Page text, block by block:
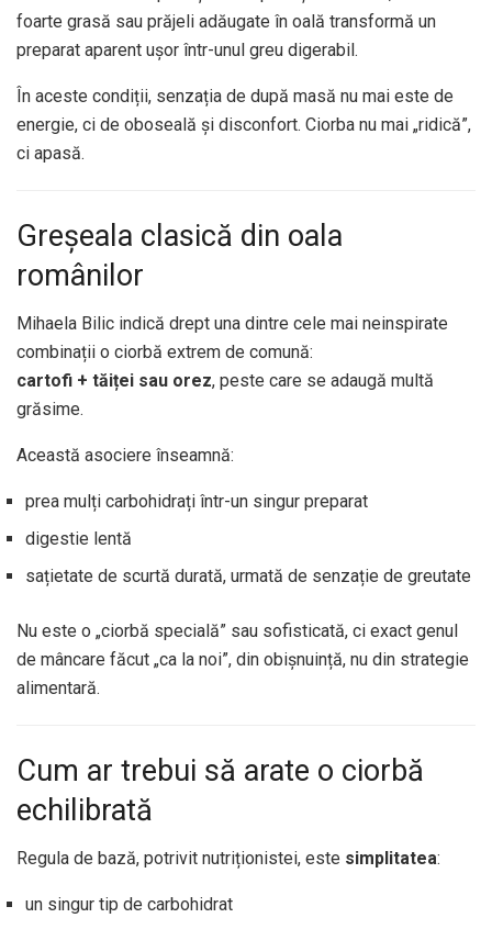
foarte grasă sau prăjeli adăugate în oală transformă un
preparat aparent ușor într-unul greu digerabil.
În aceste condiții, senzația de după masă nu mai este de
energie, ci de oboseală și disconfort. Ciorba nu mai „ridică”,
ci apasă.
Greșeala clasică din oala
românilor
Mihaela Bilic indică drept una dintre cele mai neinspirate
combinații o ciorbă extrem de comună:
cartofi + tăiței sau orez, peste care se adaugă multă
grăsime.
Această asociere înseamnă:
prea mulți carbohidrați într-un singur preparat
digestie lentă
sațietate de scurtă durată, urmată de senzație de greutate
Nu este o „ciorbă specială” sau sofisticată, ci exact genul
de mâncare făcut „ca la noi”, din obișnuință, nu din strategie
alimentară.
Cum ar trebui să arate o ciorbă
echilibrată
Regula de bază, potrivit nutriționistei, este simplitatea:
un singur tip de carbohidrat